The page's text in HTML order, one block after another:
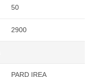
50
2900
PARD IREA